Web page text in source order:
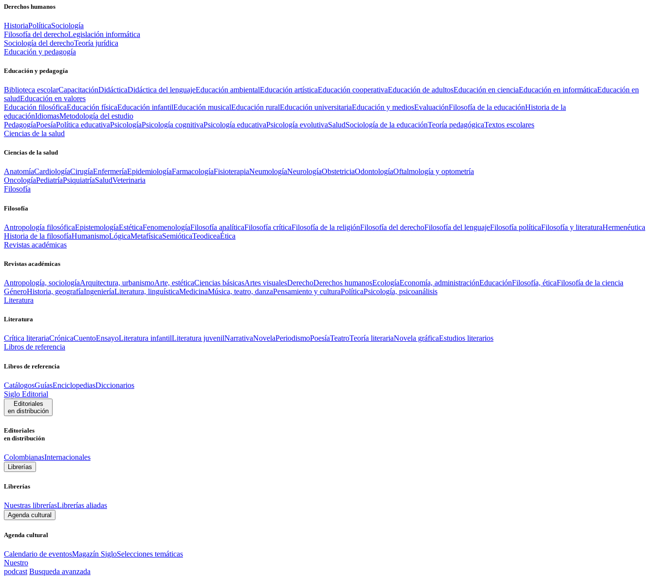
Derechos humanos
HistoriaPolíticaSociología
Filosofía del derechoLegislación informática
Sociología del derechoTeoría jurídica
Educación y pedagogía
Educación y pedagogía
Biblioteca escolarCapacitaciónDidácticaDidáctica del lenguajeEducación ambientalEducación artísticaEducación cooperativaEducación de adultosEducación en cienciaEducación en informáticaEducación en
saludEducación en valores
Educación filosóficaEducación físicaEducación infantilEducación musicalEducación ruralEducación universitariaEducación y mediosEvaluaciónFilosofía de la educaciónHistoria de la
educaciónIdiomasMetodología del estudio
PedagogíaPoesíaPolítica educativaPsicologíaPsicología cognitivaPsicología educativaPsicología evolutivaSaludSociología de la educaciónTeoría pedagógicaTextos escolares
Ciencias de la salud
Ciencias de la salud
AnatomíaCardiologíaCirugíaEnfermeríaEpidemiologíaFarmacologíaFisioterapiaNeumologíaNeurologíaObstetriciaOdontologíaOftalmología y optometría
OncologíaPediatríaPsiquiatríaSaludVeterinaria
Filosofía
Filosofía
Antropología filosóficaEpistemologíaEstéticaFenomenologíaFilosofía analíticaFilosofía críticaFilosofía de la religiónFilosofía del derechoFilosofía del lenguajeFilosofía políticaFilosofía y literaturaHermenéutica
Historia de la filosofíaHumanismoLógicaMetafísicaSemióticaTeodiceaÉtica
Revistas académicas
Revistas académicas
Antropología, sociologíaArquitectura, urbanismoArte, estéticaCiencias básicasArtes visualesDerechoDerechos humanosEcologíaEconomía, administraciónEducaciónFilosofía, éticaFilosofía de la ciencia
GéneroHistoria, geografíaIngenieríaLiteratura, linguísticaMedicinaMúsica, teatro, danzaPensamiento y culturaPolíticaPsicología, psicoanálisis
Literatura
Literatura
Crítica literariaCrónicaCuentoEnsayoLiteratura infantilLiteratura juvenilNarrativaNovelaPeriodismoPoesíaTeatroTeoría literariaNovela gráficaEstudios literarios
Libros de referencia
Libros de referencia
CatálogosGuíasEnciclopediasDiccionarios
Siglo Editorial
Editoriales
en distribución
Editoriales
en distribución
ColombianasInternacionales
Librerías
Librerías
Nuestras libreríasLibrerías aliadas
Agenda cultural
Agenda cultural
Calendario de eventosMagazín SigloSelecciones temáticas
Nuestro
podcast Busqueda avanzada